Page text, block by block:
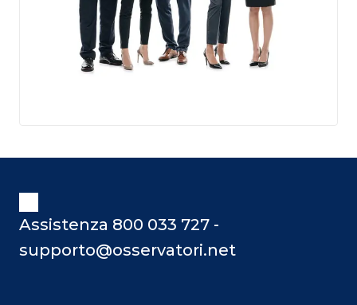
Assistenza 800 033 727 -
supporto@osservatori.net